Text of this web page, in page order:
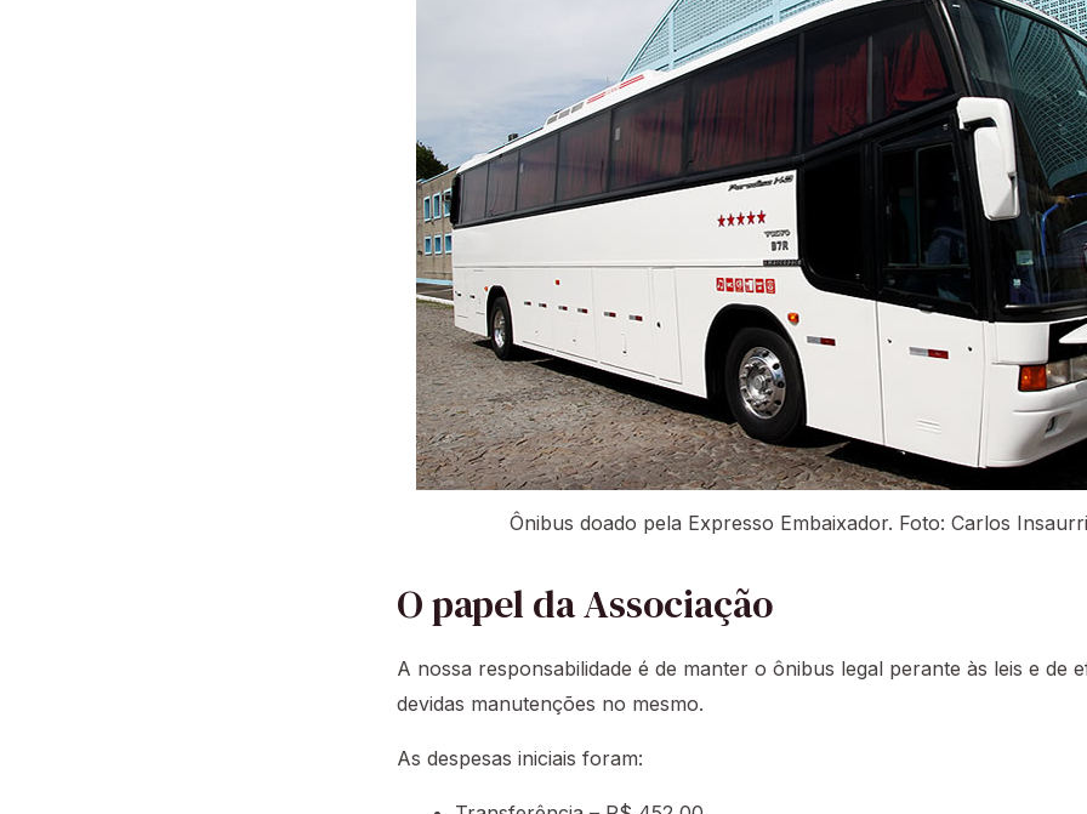
Ônibus doado pela Expresso Embaixador. Foto: Carlos
O papel da Associação
A nossa responsabilidade é de manter o ônibus legal perante às leis e de
devidas manutenções no mesmo.
As despesas iniciais foram: